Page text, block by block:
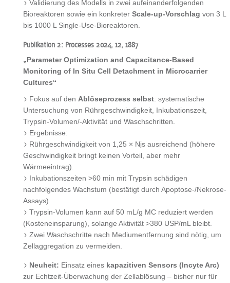
Validierung des Modells in zwei aufeinanderfolgenden
Bioreaktoren sowie ein konkreter Scale-up-Vorschlag von 3 L
bis 1000 L Single-Use-Bioreaktoren.
Publikation 2: Processes 2024, 12, 1887
„Parameter Optimization and Capacitance-Based
Monitoring of In Situ Cell Detachment in Microcarrier
Cultures“
Fokus auf den Ablöseprozess selbst: systematische
Untersuchung von Rührgeschwindigkeit, Inkubationszeit,
Trypsin-Volumen/-Aktivität und Waschschritten.
Ergebnisse:
Rührgeschwindigkeit von 1,25 × Njs ausreichend (höhere
Geschwindigkeit bringt keinen Vorteil, aber mehr
Wärmeeintrag).
Inkubationszeiten >60 min mit Trypsin schädigen
nachfolgendes Wachstum (bestätigt durch Apoptose-/Nekrose-
Assays).
Trypsin-Volumen kann auf 50 mL/g MC reduziert werden
(Kosteneinsparung), solange Aktivität >380 USP/mL bleibt.
Zwei Waschschritte nach Mediumentfernung sind nötig, um
Zellaggregation zu vermeiden.
Neuheit: Einsatz eines kapazitiven Sensors (Incyte Arc)
zur Echtzeit-Überwachung der Zellablösung – bisher nur für